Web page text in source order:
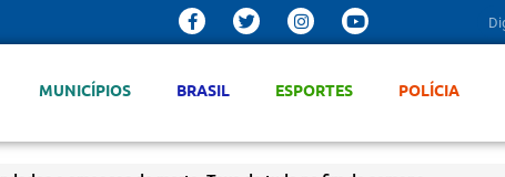
MUNICÍPIOS BRASIL ESPORTES POLÍCIA